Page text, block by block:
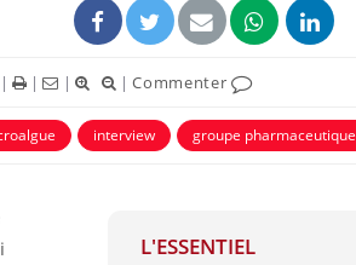
| | | |Commenter
interview groupe pharmaceutique
L'ESSENTIEL
La sieste empêche-t-elle